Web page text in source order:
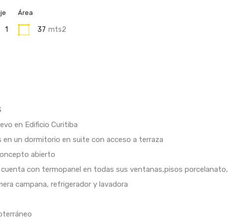
1
Área
37 mts2
en Edificio Curitiba
un dormitorio en suite con acceso a terraza
abierto
con termopanel en todas sus ventanas,pisos porcelanato,
campana, refrigerador y lavadora